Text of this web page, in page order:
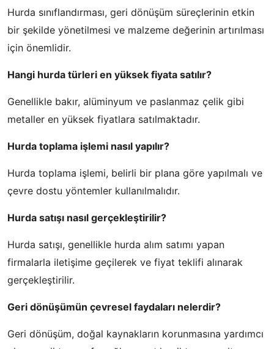
Hurda sınıflandırması, geri dönüşüm süreçlerinin etkin
bir şekilde yönetilmesi ve malzeme değerinin artırılması
için önemlidir.
Hangi hurda türleri en yüksek fiyata satılır?
Genellikle bakır, alüminyum ve paslanmaz çelik gibi
metaller en yüksek fiyatlara satılmaktadır.
Hurda toplama işlemi nasıl yapılır?
Hurda toplama işlemi, belirli bir plana göre yapılmalı ve
çevre dostu yöntemler kullanılmalıdır.
Hurda satışı nasıl gerçekleştirilir?
Hurda satışı, genellikle hurda alım satımı yapan
firmalarla iletişime geçilerek ve fiyat teklifi alınarak
gerçekleştirilir.
Geri dönüşümün çevresel faydaları nelerdir?
Geri dönüşüm, doğal kaynakların korunmasına yardımcı